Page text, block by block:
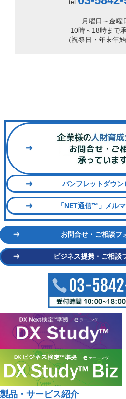
tel.
月曜日～金曜
10時～18時まで
（祝祭日・年末年
パンフレットダウン
「NET通信™」メル
お問合せ・ご相談フ
ビジネス提携・ご相談
製品・サービス紹介